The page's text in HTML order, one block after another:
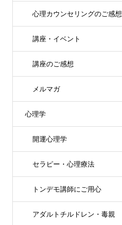
心理カウンセリングのご感想
講座・イベント
講座のご感想
メルマガ
心理学
開運心理学
セラピー・心理療法
トンデモ講師にご用心
アダルトチルドレン・毒親